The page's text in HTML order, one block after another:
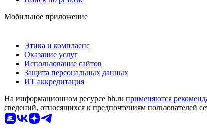
Мобильное приложение
Этика и комплаенс
Оказание услуг
Использование сайтов
Защита персональных данных
ИТ аккредитация
На информационном ресурсе hh.ru применяются
сведений, относящихся к предпочтениям пользователей